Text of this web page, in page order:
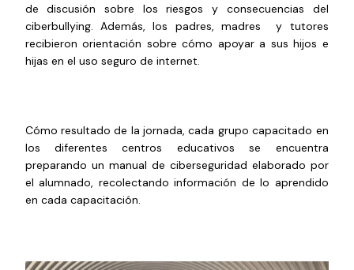
de discusión sobre los riesgos y consecuencias del
ciberbullying. Además, los padres, madres y tutores
recibieron orientación sobre cómo apoyar a sus hijos e
hijas en el uso seguro de internet.
Cómo resultado de la jornada, cada grupo capacitado en
los diferentes centros educativos se encuentra
preparando un manual de ciberseguridad elaborado por
el alumnado, recolectando información de lo aprendido
en cada capacitación.